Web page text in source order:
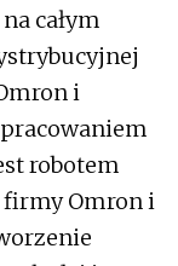
całym
i
robotem
firmy Omron i